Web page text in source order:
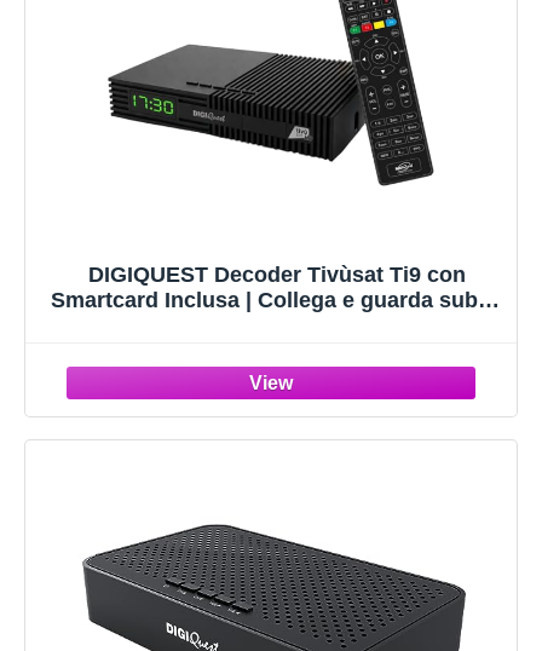
DIGIQUEST Decoder Tivùsat Ti9 con
Smartcard Inclusa | Collega e guarda subito
S2 | HDR10/ HLG | Merlin